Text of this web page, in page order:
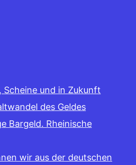
Scheine und in Zukunft
des Geldes
Bargeld. Rheinische
wir aus der deutschen